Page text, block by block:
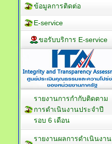
ข้อมูลการติดต่อ
E-service
ขอรับบริการ E-service
รายงานการกำกับติดตาม
การดำเนินงานประจำปี
รอบ 6 เดือน
รายงานผลการดำเนินงาน